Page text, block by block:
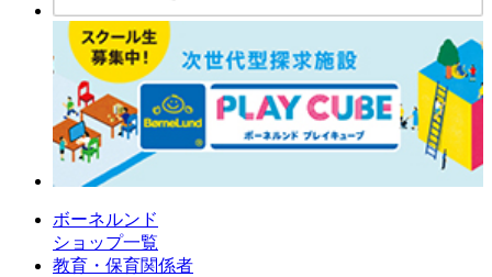
ボーネルンド
ショップ一覧
教育・保育関係者